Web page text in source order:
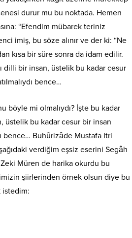
durur mu bu noktada. Hemen
“Efendim mübarek teriniz
imiş, bu söze alınır ve der ki: “Ne
kısa bir süre sonra da idam edilir.
dilli bir insan, üstelik bu kadar cesur
bence…
böyle mi olmalıydı? İşte bu kadar
üstelik bu kadar cesur bir insan
bence… Buhûrizâde Mustafa Itri
verdiğim eşsiz eserini Segâh
Müren de harika okurdu bu
şiirlerinden örnek olsun diye bu
istedim: